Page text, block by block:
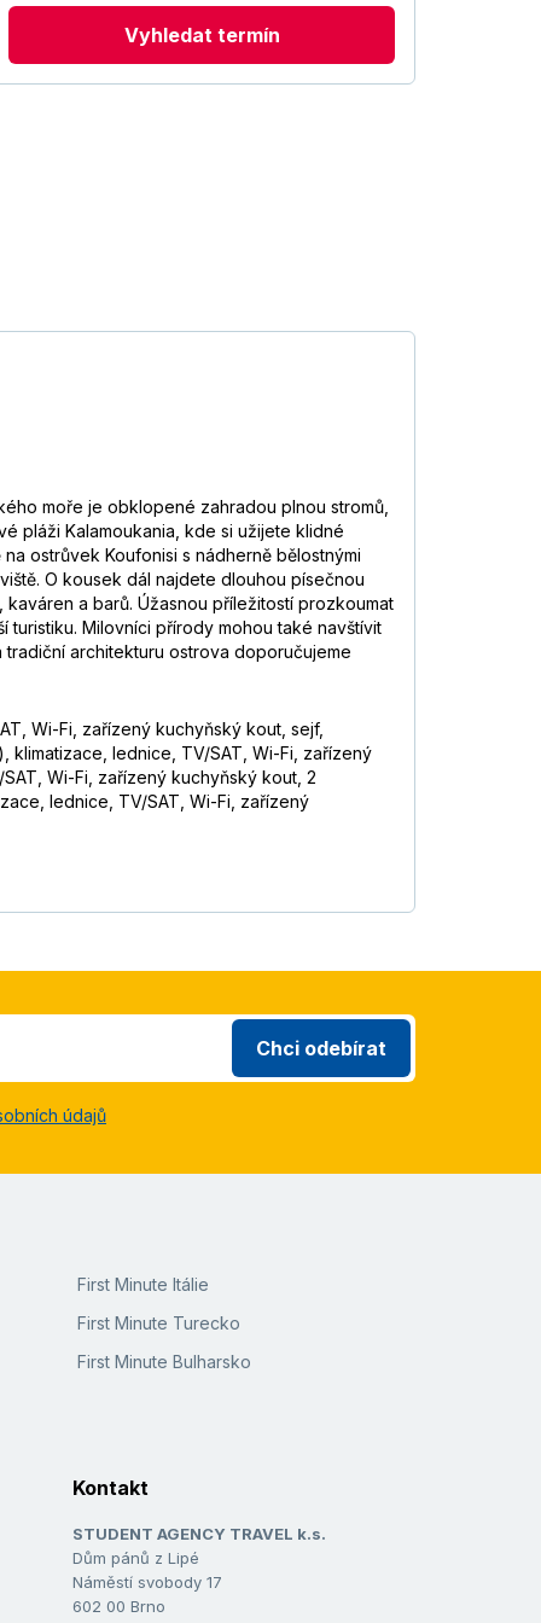
Vyhledat termín
moře je obklopené zahradou plnou stromů,
pláži Kalamoukania, kde si užijete klidné
ostrůvek Koufonisi s nádherně bělostnými
O kousek dál najdete dlouhou písečnou
a barů. Úžasnou příležitostí prozkoumat
Milovníci přírody mohou také navštívit
architekturu ostrova doporučujeme
Wi-Fi, zařízený kuchyňský kout, sejf,
klimatizace, lednice, TV/SAT, Wi-Fi, zařízený
Wi-Fi, zařízený kuchyňský kout, 2
lednice, TV/SAT, Wi-Fi, zařízený
Chci odebírat
údajů
First Minute Itálie
First Minute Turecko
First Minute Bulharsko
Kontakt
STUDENT AGENCY TRAVEL k.s.
Dům pánů z Lipé
Náměstí svobody 17
602 00 Brno